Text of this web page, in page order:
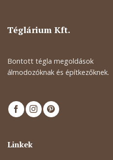
Téglárium Kft.
Bontott tégla megoldások
álmodozóknak és építkezőknek.
Linkek